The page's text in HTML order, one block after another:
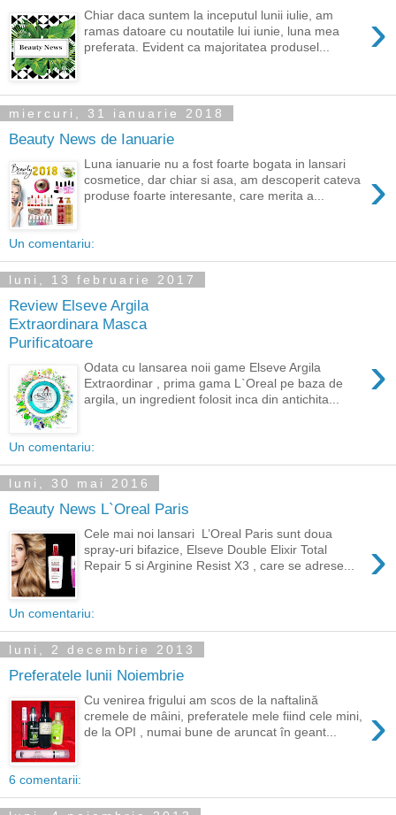
›
Chiar daca suntem la inceputul lunii iulie, am
ramas datoare cu noutatile lui iunie, luna mea
preferata. Evident ca majoritatea produsel...
miercuri, 31 ianuarie 2018
Beauty News de Ianuarie
›
Luna ianuarie nu a fost foarte bogata in lansari
cosmetice, dar chiar si asa, am descoperit cateva
produse foarte interesante, care merita a...
Un comentariu:
luni, 13 februarie 2017
Review Elseve Argila
Extraordinara Masca
Purificatoare
›
Odata cu lansarea noii game Elseve Argila
Extraordinar , prima gama L`Oreal pe baza de
argila, un ingredient folosit inca din antichita...
Un comentariu:
luni, 30 mai 2016
Beauty News L`Oreal Paris
›
Cele mai noi lansari L’Oreal Paris sunt doua
spray-uri bifazice, Elseve Double Elixir Total
Repair 5 si Arginine Resist X3 , care se adrese...
Un comentariu:
luni, 2 decembrie 2013
Preferatele lunii Noiembrie
›
Cu venirea frigului am scos de la naftalină
cremele de mâini, preferatele mele fiind cele mini,
de la OPI , numai bune de aruncat în geant...
6 comentarii: